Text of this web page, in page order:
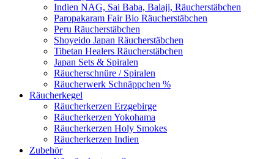
Indien NAG, Sai Baba, Balaji, Räucherstäbchen
Paropakaram Fair Bio Räucherstäbchen
Peru Räucherstäbchen
Shoyeido Japan Räucherstäbchen
Tibetan Healers Räucherstäbchen
Japan Sets & Spiralen
Räucherschnüre / Spiralen
Räucherwerk Schnäppchen %
Räucherkegel
Räucherkerzen Erzgebirge
Räucherkerzen Yokohama
Räucherkerzen Holy Smokes
Räucherkerzen Indien
Zubehör